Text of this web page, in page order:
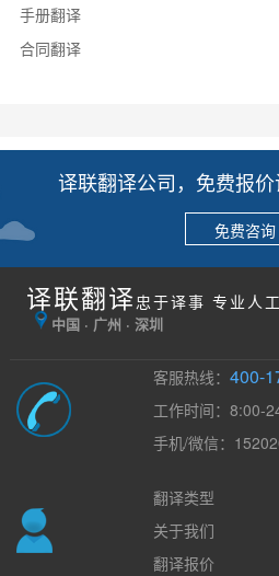
手册翻译
合同翻译
译联翻译公司，免费报
免费咨询
译联翻译 忠于译事 专业人
中国 · 广州 · 深圳
客服热线：400-
工作时间：8:00-
手机/微信：
翻译类型
关于我们
翻译报价